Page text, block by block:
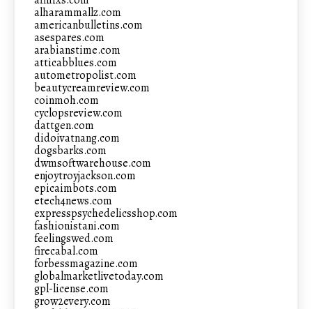
alharammallz.com
americanbulletins.com
asespares.com
arabianstime.com
atticabblues.com
autometropolist.com
beautycreamreview.com
coinmoh.com
cyclopsreview.com
dattgen.com
didoivatnang.com
dogsbarks.com
dwmsoftwarehouse.com
enjoytroyjackson.com
epicaimbots.com
etech4news.com
expresspsychedelicsshop.com
fashionistani.com
feelingswed.com
firecabal.com
forbessmagazine.com
globalmarketlivetoday.com
gpl-license.com
grow2every.com